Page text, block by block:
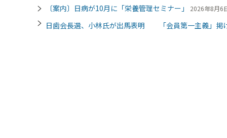
〔案内〕日病が10月に「栄養管理セミナー」 2026年8月6
日歯会長選、小林氏が出馬表明 「会員第一主義」掲